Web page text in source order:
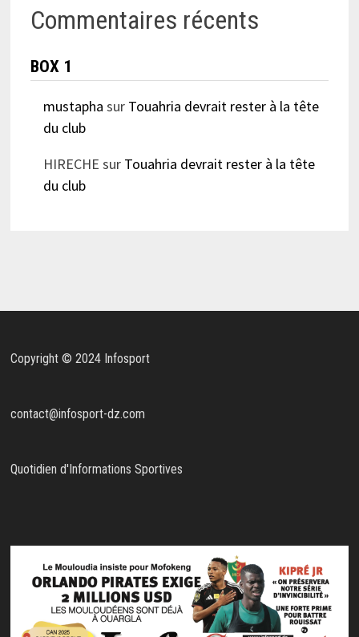
Commentaires récents
BOX 1
mustapha sur Touahria devrait rester à la tête
du club
HIRECHE sur Touahria devrait rester à la tête
du club
Copyright © 2024 Infosport
contact@infosport-dz.com
Quotidien d'Informations Sportives